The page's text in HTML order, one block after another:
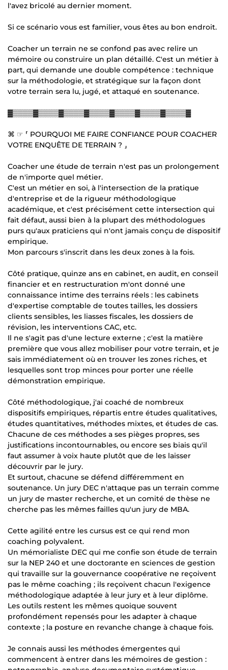
l'avez bricolé au dernier moment.
Si ce scénario vous est familier, vous êtes au bon endroit.
Coacher un terrain ne se confond pas avec relire un
mémoire ou construire un plan détaillé. C'est un métier à
part, qui demande une double compétence : technique
sur la méthodologie, et stratégique sur la façon dont
votre terrain sera lu, jugé, et attaqué en soutenance.
▓▒▒▒▒▓▒▒▒▒▓▒▒▒▒▓▒▒▒▒▓▒▒▒▒▓▒▒▒▒▓▒▒▒▒▓
⌘ ☞ ⸢ POURQUOI ME FAIRE CONFIANCE POUR COACHER
VOTRE ENQUÊTE DE TERRAIN ? ⸥
Coacher une étude de terrain n'est pas un prolongement
de n'importe quel métier.
C'est un métier en soi, à l'intersection de la pratique
d'entreprise et de la rigueur méthodologique
académique, et c'est précisément cette intersection qui
fait défaut, aussi bien à la plupart des méthodologues
purs qu'aux praticiens qui n'ont jamais conçu de dispositif
empirique.
Mon parcours s'inscrit dans les deux zones à la fois.
Côté pratique, quinze ans en cabinet, en audit, en conseil
financier et en restructuration m'ont donné une
connaissance intime des terrains réels : les cabinets
d'expertise comptable de toutes tailles, les dossiers
clients sensibles, les liasses fiscales, les dossiers de
révision, les interventions CAC, etc.
Il ne s'agit pas d'une lecture externe ; c'est la matière
première que vous allez mobiliser pour votre terrain, et je
sais immédiatement où en trouver les zones riches, et
lesquelles sont trop minces pour porter une réelle
démonstration empirique.
Côté méthodologique, j'ai coaché de nombreux
dispositifs empiriques, répartis entre études qualitatives,
études quantitatives, méthodes mixtes, et études de cas.
Chacune de ces méthodes a ses pièges propres, ses
justifications incontournables, ou encore ses biais qu'il
faut assumer à voix haute plutôt que de les laisser
découvrir par le jury.
Et surtout, chacune se défend différemment en
soutenance. Un jury DEC n'attaque pas un terrain comme
un jury de master recherche, et un comité de thèse ne
cherche pas les mêmes failles qu'un jury de MBA.
Cette agilité entre les cursus est ce qui rend mon
coaching polyvalent.
Un mémorialiste DEC qui me confie son étude de terrain
sur la NEP 240 et une doctorante en sciences de gestion
qui travaille sur la gouvernance coopérative ne reçoivent
pas le même coaching ; ils reçoivent chacun l'exigence
méthodologique adaptée à leur jury et à leur diplôme.
Les outils restent les mêmes quoique souvent
profondément repensés pour les adapter à chaque
contexte ; la posture en revanche change à chaque fois.
Je connais aussi les méthodes émergentes qui
commencent à entrer dans les mémoires de gestion :